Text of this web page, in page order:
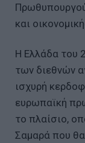
και
Η Ελλάδα του
των διεθνών
ισχυρή
ευρωπαϊκή
το πλαίσιο,
Σαμαρά που